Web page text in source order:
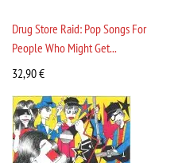
Drug Store Raid: Pop Songs For
People Who Might Get...
32,90€